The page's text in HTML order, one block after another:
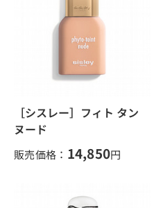
［シスレー］フィト タン
ヌード
販売価格： 14,850円